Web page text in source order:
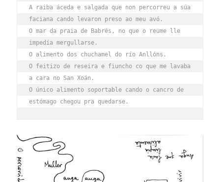
A raiba áceda e salgada que non percorreu a súa
faciana cando levaron preso ao meu avó.
O mar da praia de Babrés, no que o reume lle
impedía mergullarse.
O alimento dos chuchamel do río Anllóns.
O feitizo de reseira e fiuncho co que me lavaba
a cara no San Xoán.
O único alimento soportable cando o cancro de
estómago chegou pra quedarse.